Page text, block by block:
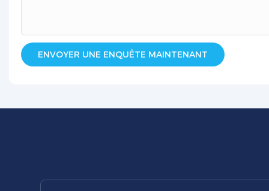
ENVOYER UNE ENQUÊTE MAINTENANT